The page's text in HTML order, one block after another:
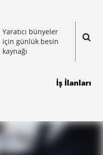
Yaratıcı bünyeler
için günlük besin
kaynağı
İş İlanları